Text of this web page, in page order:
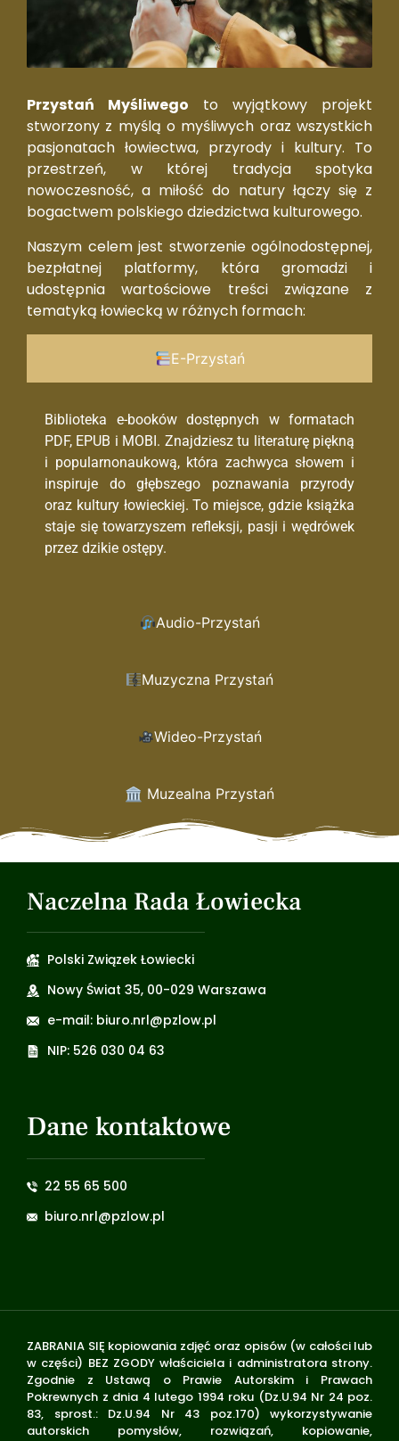
Przystań Myśliwego to wyjątkowy projekt
stworzony z myślą o myśliwych oraz wszystkich
pasjonatach łowiectwa, przyrody i kultury. To
przestrzeń, w której tradycja spotyka
nowoczesność, a miłość do natury łączy się z
bogactwem polskiego dziedzictwa kulturowego.
Naszym celem jest stworzenie ogólnodostępnej,
bezpłatnej platformy, która gromadzi i
udostępnia wartościowe treści związane z
tematyką łowiecką w różnych formach:
E-Przystań
Audio-Przystań
Muzyczna Przystań
Wideo-Przystań
🏛 Muzealna Przystań
Biblioteka e-booków dostępnych w formatach
PDF, EPUB i MOBI. Znajdziesz tu literaturę piękną
i popularnonaukową, która zachwyca słowem i
inspiruje do głębszego poznawania przyrody
oraz kultury łowieckiej. To miejsce, gdzie książka
staje się towarzyszem refleksji, pasji i wędrówek
przez dzikie ostępy.
Naczelna Rada Łowiecka
Polski Związek Łowiecki
Nowy Świat 35, 00-029 Warszawa
e-mail: biuro.nrl@pzlow.pl
NIP: 526 030 04 63
Dane kontaktowe
22 55 65 500
biuro.nrl@pzlow.pl
ZABRANIA SIĘ kopiowania zdjęć oraz opisów (w całości lub
w części) BEZ ZGODY właściciela i administratora strony.
Zgodnie z Ustawą o Prawie Autorskim i Prawach
Pokrewnych z dnia 4 lutego 1994 roku (Dz.U.94 Nr 24 poz.
83, sprost.: Dz.U.94 Nr 43 poz.170) wykorzystywanie
autorskich pomysłów, rozwiązań, kopiowanie,